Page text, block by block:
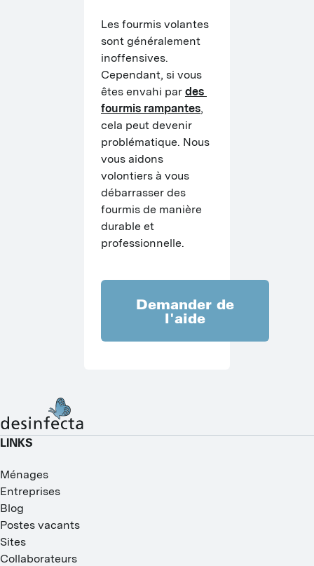
Les fourmis volantes
sont généralement
inoffensives.
Cependant, si vous
êtes envahi par des
fourmis rampantes,
cela peut devenir
problématique. Nous
vous aidons
volontiers à vous
débarrasser des
fourmis de manière
durable et
professionnelle.
Demander de
l'aide
LINKS
Ménages
Entreprises
Blog
Postes vacants
Sites
Collaborateurs